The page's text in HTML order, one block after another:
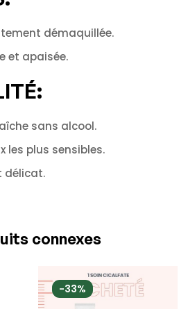
démaquillée.
et apaisée.
sans alcool.
les plus sensibles.
délicat.
connexes
-33%